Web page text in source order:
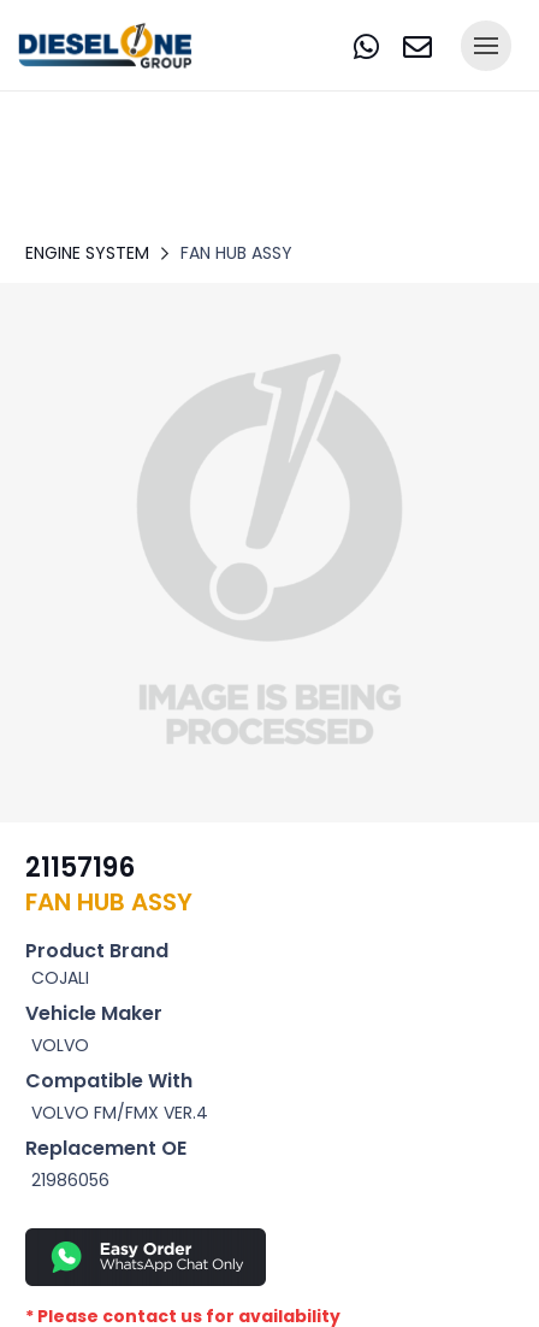
ENGINE SYSTEM FAN HUB ASSY
21157196
FAN HUB ASSY
Product Brand
COJALI
Vehicle Maker
VOLVO
Compatible With
VOLVO FM/FMX VER.4
Replacement OE
21986056
* Please contact us for availability